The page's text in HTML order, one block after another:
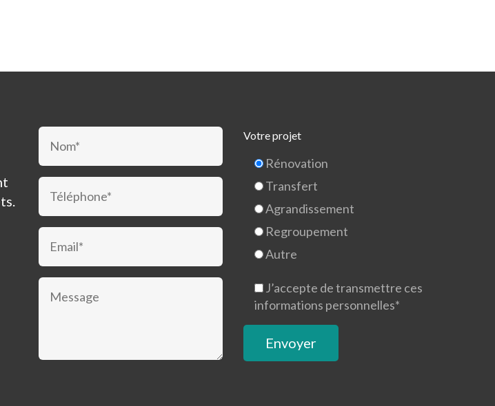
Votre projet
Rénovation
Transfert
Agrandissement
Regroupement
Autre
J’accepte de transmettre ces
informations personnelles*